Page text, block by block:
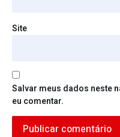
Site
Salvar meus dados neste
eu comentar.